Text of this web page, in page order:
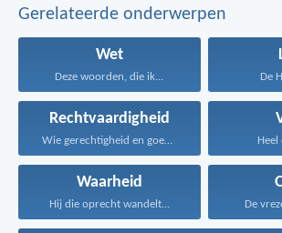
Gerelateerde onderwerpen
Wet
Deze woorden, die ik... De
Rechtvaardigheid
Wie gerechtigheid en goedertierenheid...
Waarheid
Hij die oprecht wandelt... De